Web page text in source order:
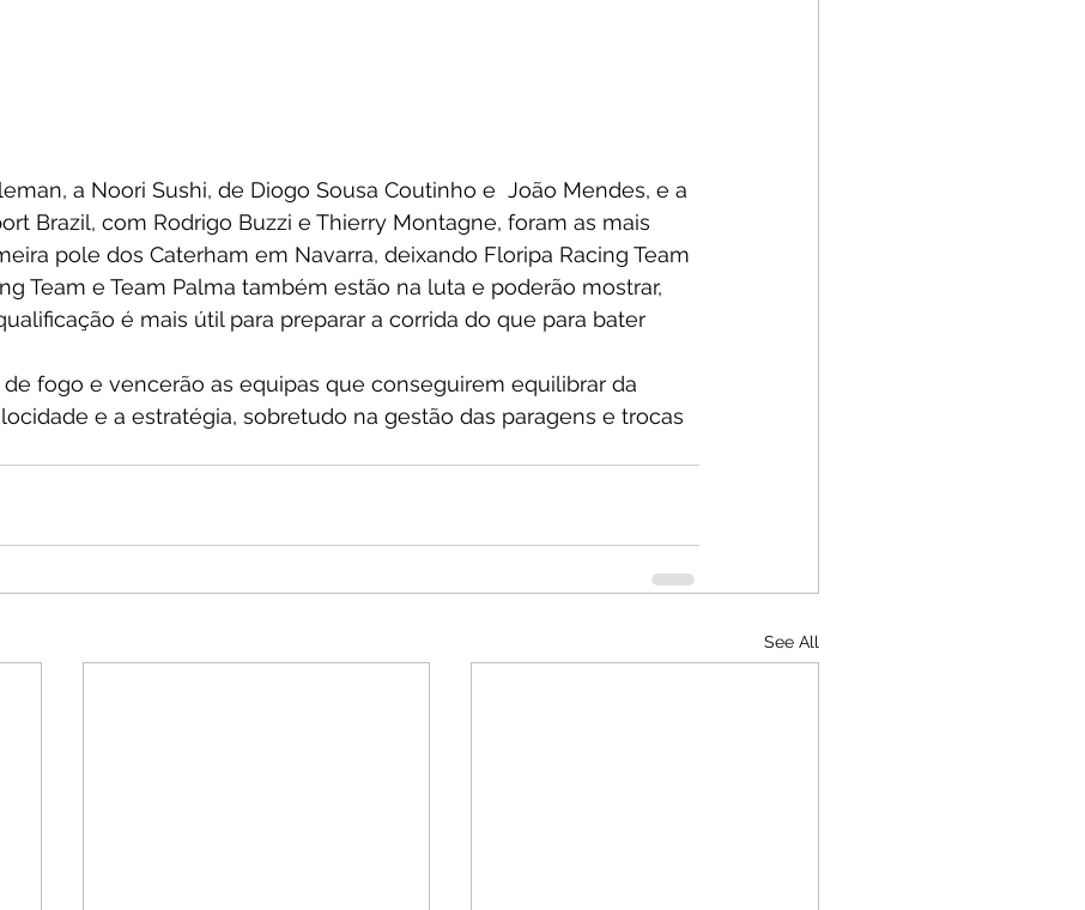
a Noori Sushi, de Diogo Sousa Coutinho e  João Mendes, e a
Brazil, com Rodrigo Buzzi e Thierry Montagne, foram as mais
pole dos Caterham em Navarra, deixando Floripa Racing Team
Team e Team Palma também estão na luta e poderão mostrar,
é mais útil para preparar a corrida do que para bater
fogo e vencerão as equipas que conseguirem equilibrar da
e a estratégia, sobretudo na gestão das paragens e trocas
See All